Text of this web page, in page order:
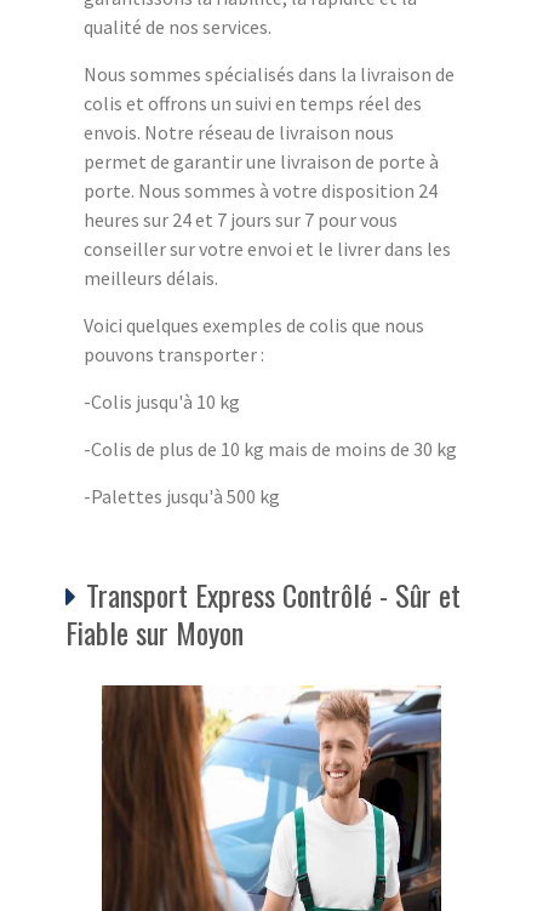
qualité de nos services.
Nous sommes spécialisés dans la livraison de
colis et offrons un suivi en temps réel des
envois. Notre réseau de livraison nous
permet de garantir une livraison de porte à
porte. Nous sommes à votre disposition 24
heures sur 24 et 7 jours sur 7 pour vous
conseiller sur votre envoi et le livrer dans les
meilleurs délais.
Voici quelques exemples de colis que nous
pouvons transporter :
-Colis jusqu'à 10 kg
-Colis de plus de 10 kg mais de moins de 30 kg
-Palettes jusqu'à 500 kg
Transport Express Contrôlé - Sûr et
Fiable sur Moyon